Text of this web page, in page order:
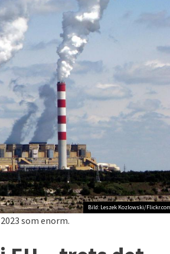
Bild: Leszek Kozlowski/
som enorm.